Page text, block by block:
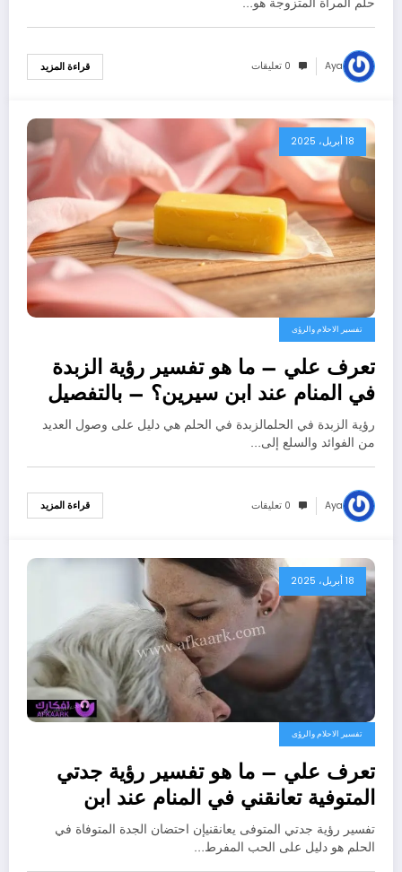
Aya 0 تعليقات قراءة المزيد
18 أبريل، 2025
تفسير الاحلام والرؤى
تعرف علي – ما هو تفسير رؤية الزبدة
في المنام عند ابن سيرين؟ – بالتفصيل
رؤية الزبدة في الحلمالزبدة في الحلم هي دليل على وصول العديد
من الفوائد والسلع إلى…
Aya 0 تعليقات قراءة المزيد
18 أبريل، 2025
تفسير الاحلام والرؤى
تعرف علي – ما هو تفسير رؤية جدتي
المتوفية تعانقني في المنام عند ابن
سيرين؟ – بالتفصيل
تفسير رؤية جدتي المتوفى يعانقنيإن احتضان الجدة المتوفاة في
الحلم هو دليل على الحب المفرط…